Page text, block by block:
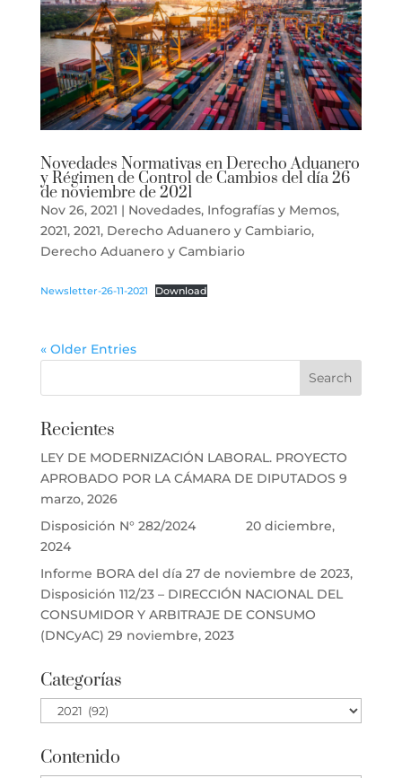
Novedades Normativas en Derecho Aduanero
y Régimen de Control de Cambios del día 26
de noviembre de 2021
Nov 26, 2021 | Novedades, Infografías y Memos,
2021, 2021, Derecho Aduanero y Cambiario,
Derecho Aduanero y Cambiario
Newsletter-26-11-2021 Download
« Older Entries
Recientes
LEY DE MODERNIZACIÓN LABORAL. PROYECTO
APROBADO POR LA CÁMARA DE DIPUTADOS 9
marzo, 2026
Disposición N° 282/2024
20 diciembre,
2024
Informe BORA del día 27 de noviembre de 2023,
Disposición 112/23 – DIRECCIÓN NACIONAL DEL
CONSUMIDOR Y ARBITRAJE DE CONSUMO
(DNCyAC) 29 noviembre, 2023
Categorías
Categorías
Contenido